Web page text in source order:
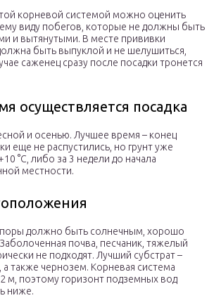
корневой системой можно оценить
виду побегов, которые не должны быть
и вытянутыми. В месте прививки
быть выпуклой и не шелушиться,
саженец сразу после посадки тронется
осуществляется посадка
и осенью. Лучшее время – конец
еще не распустились, но грунт уже
°С, либо за 3 недели до начала
местности.
должно быть солнечным, хорошо
почва, песчаник, тяжелый
не подходят. Лучший субстрат –
а также чернозем. Корневая система
2 м, поэтому горизонт подземных вод
ниже.